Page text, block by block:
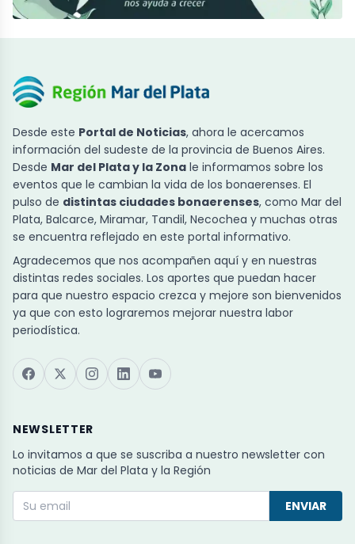
Desde este Portal de Noticias, ahora le acercamos
información del sudeste de la provincia de Buenos Aires.
Desde Mar del Plata y la Zona le informamos sobre los
eventos que le cambian la vida de los bonaerenses. El
pulso de distintas ciudades bonaerenses, como Mar del
Plata, Balcarce, Miramar, Tandil, Necochea y muchas otras
se encuentra reflejado en este portal informativo.
Agradecemos que nos acompañen aquí y en nuestras
distintas redes sociales. Los aportes que puedan hacer
para que nuestro espacio crezca y mejore son bienvenidos
ya que con esto lograremos mejorar nuestra labor
periodística.
NEWSLETTER
Lo invitamos a que se suscriba a nuestro newsletter con
noticias de Mar del Plata y la Región
ENVIAR